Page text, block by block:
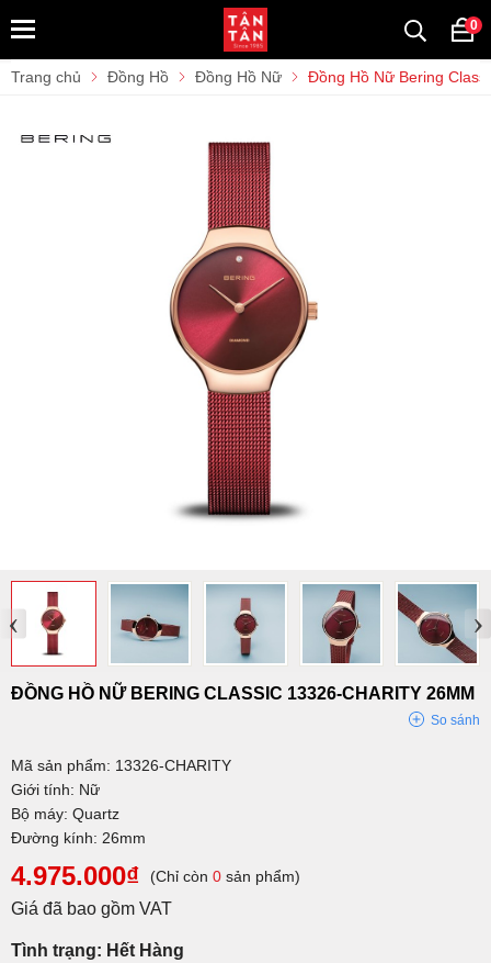
0
Trang chủ Đồng Hồ Đồng Hồ Nữ Đồng Hồ Nữ Bering
‹ ›
ĐỒNG HỒ NỮ BERING CLASSIC 13326-CHARITY 26MM
So sánh
Mã sản phẩm: 13326-CHARITY
Giới tính: Nữ
Bộ máy: Quartz
Đường kính: 26mm
4.975.000₫ (Chỉ còn 0 sản phẩm)
Giá đã bao gồm VAT
Tình trạng: Hết Hàng